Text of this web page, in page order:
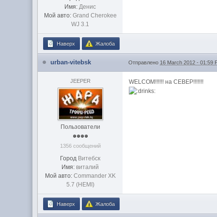
Имя: Денис
Мой авто: Grand Cherokee
WJ 3.1
Наверх Жалоба
urban-vitebsk Отправлено 16 March 2012 - 01:59
JEEPER
Пользователи
1356 сообщений
Город Витебск
Имя: виталий
Мой авто: Commander XK
5.7 (HEMI)
WELCOM!!!!!! на СЕВЕР!!!!!!!
Наверх Жалоба